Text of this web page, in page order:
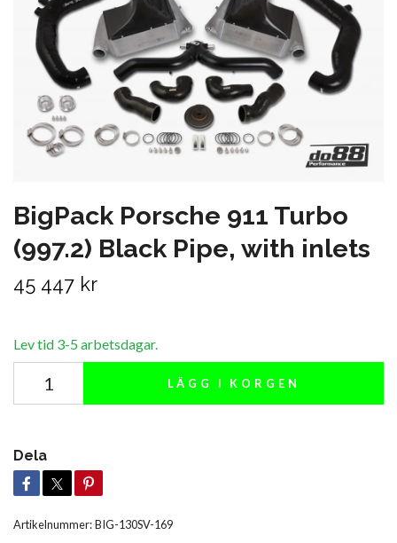
BigPack Porsche 911 Turbo
(997.2) Black Pipe, with inlets
45 447 kr
Lev tid 3-5 arbetsdagar.
LÄGG I KORGEN
Dela
Artikelnummer:BIG-130SV-169